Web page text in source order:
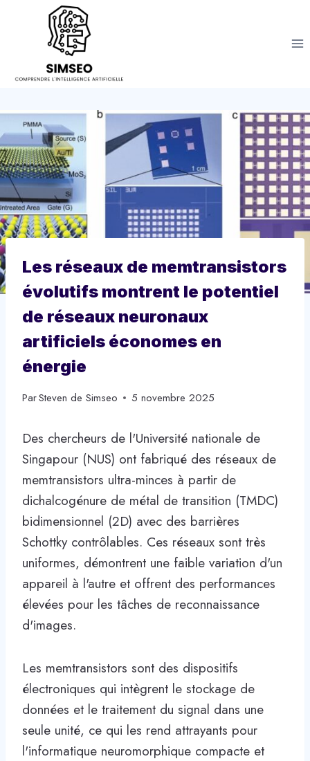
Les réseaux de memtransistors
évolutifs montrent le potentiel
de réseaux neuronaux
artificiels économes en
énergie
ParSteven de Simseo 5 novembre 2025
Des chercheurs de l'Université nationale de
Singapour (NUS) ont fabriqué des réseaux de
memtransistors ultra-minces à partir de
dichalcogénure de métal de transition (TMDC)
bidimensionnel (2D) avec des barrières
Schottky contrôlables. Ces réseaux sont très
uniformes, démontrent une faible variation d'un
appareil à l'autre et offrent des performances
élevées pour les tâches de reconnaissance
d'images.
Les memtransistors sont des dispositifs
électroniques qui intègrent le stockage de
données et le traitement du signal dans une
seule unité, ce qui les rend attrayants pour
l'informatique neuromorphique compacte et